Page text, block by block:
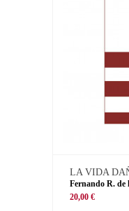
LA VIDA
Fernando R. de
20,00 €